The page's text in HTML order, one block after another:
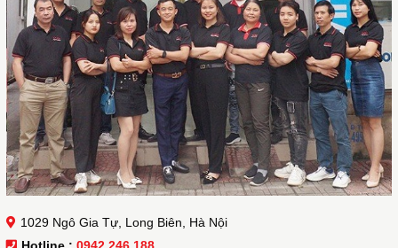
1029 Ngô Gia Tự, Long Biên, Hà Nội
Hotline : 0942 246 188